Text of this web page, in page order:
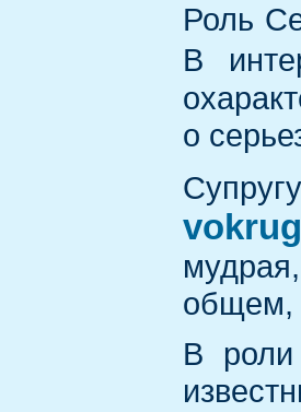
Роль
В
о
общем,
В роли